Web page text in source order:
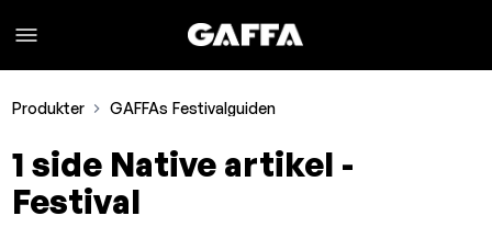
Produkter GAFFAs Festivalguiden
1 side Native artikel -
Festival